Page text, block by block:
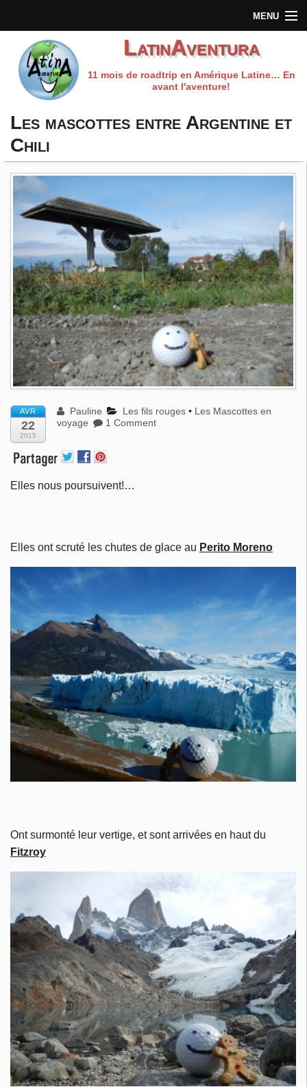
MENU
Accueil
Qui sommes-nous?
Carnet de route
Les fils rouges
LatinAventura
11 mois de roadtrip en Amérique Latine… En
avant l'aventure!
Les mascottes entre Argentine et
Chili
AVR
22
2015
Pauline Les fils rouges • Les Mascottes en
voyage
1 Comment
Elles nous poursuivent!…
Elles ont scruté les chutes de glace au Perito Moreno
Ont surmonté leur vertige, et sont arrivées en haut du
Fitzroy